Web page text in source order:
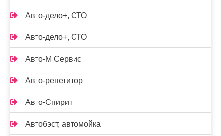
Авто-дело+, СТО
Авто-дело+, СТО
Авто-М Сервис
Авто-репетитор
Авто-Спирит
Автобэст, автомойка